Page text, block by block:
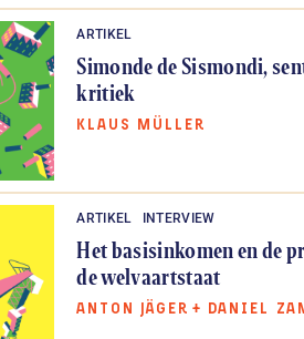
ARTIKEL
Simonde de Sismondi,
kritiek
KLAUS MÜLLER
ARTIKEL INTERVIEW
Het basisinkomen en de
de welvaartstaat
ANTON JÄGER + DANIEL